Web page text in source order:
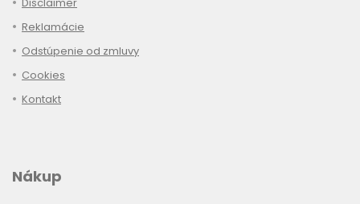
Reklamácie
Odstúpenie od zmluvy
Cookies
Kontakt
Nákup